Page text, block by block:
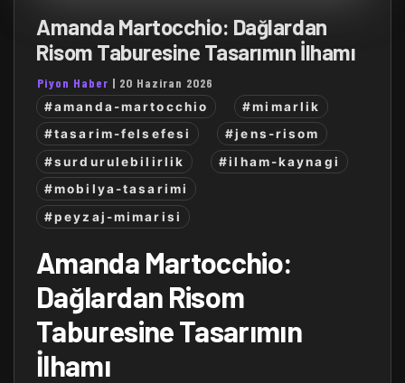
Amanda Martocchio: Dağlardan
Risom Taburesine Tasarımın İlhamı
Piyon Haber | 20 Haziran 2026
#amanda-martocchio
#mimarlik
#tasarim-felsefesi
#jens-risom
#surdurulebilirlik
#ilham-kaynagi
#mobilya-tasarimi
#peyzaj-mimarisi
Amanda Martocchio:
Dağlardan Risom
Taburesine Tasarımın
İlhamı